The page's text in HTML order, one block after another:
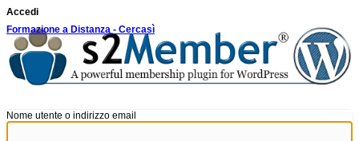
Accedi
Formazione a Distanza - Cercasì
Nome utente o indirizzo email